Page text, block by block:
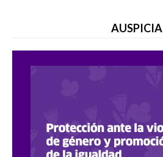
AUSPICIA